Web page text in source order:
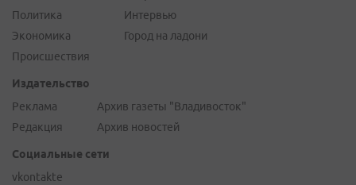
Политика
Экономика
Происшествия
Интервью
Город на ладони
Издательство
Реклама
Редакция
Архив газеты "Владивосток"
Архив новостей
Социальные сети
vkontakte